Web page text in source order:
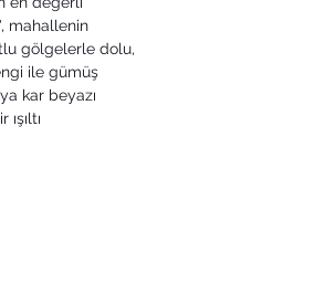
mahallenin
gölgelerle dolu,
ile gümüş
kar beyazı